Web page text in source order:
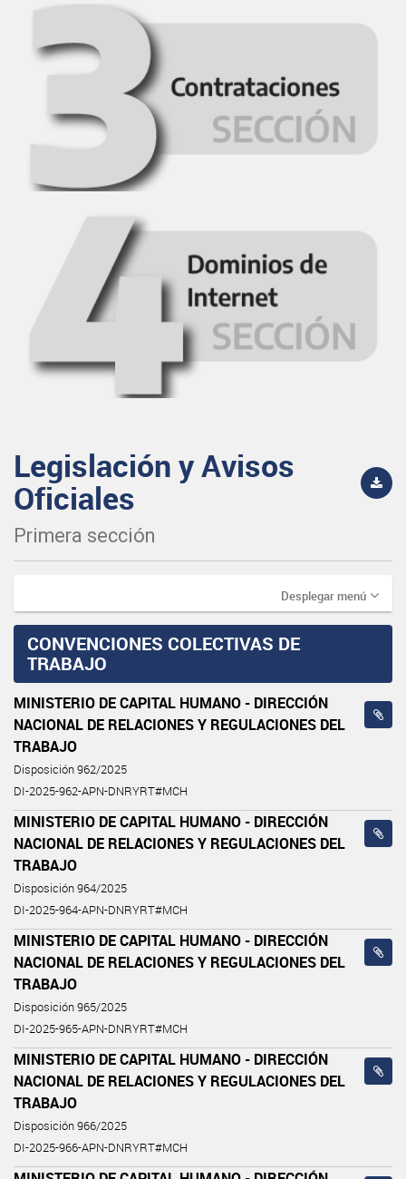
Legislación y Avisos
Oficiales
Primera sección
Desplegar menú
CONVENCIONES COLECTIVAS DE
TRABAJO
MINISTERIO DE CAPITAL HUMANO - DIRECCIÓN
NACIONAL DE RELACIONES Y REGULACIONES DEL
TRABAJO
Disposición 962/2025
DI-2025-962-APN-DNRYRT#MCH
MINISTERIO DE CAPITAL HUMANO - DIRECCIÓN
NACIONAL DE RELACIONES Y REGULACIONES DEL
TRABAJO
Disposición 964/2025
DI-2025-964-APN-DNRYRT#MCH
MINISTERIO DE CAPITAL HUMANO - DIRECCIÓN
NACIONAL DE RELACIONES Y REGULACIONES DEL
TRABAJO
Disposición 965/2025
DI-2025-965-APN-DNRYRT#MCH
MINISTERIO DE CAPITAL HUMANO - DIRECCIÓN
NACIONAL DE RELACIONES Y REGULACIONES DEL
TRABAJO
Disposición 966/2025
DI-2025-966-APN-DNRYRT#MCH